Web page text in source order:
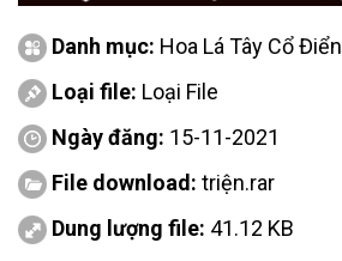
Danh mục: Hoa Lá Tây Cổ Điển
Loại file: Loại File
Ngày đăng: 15-11-2021
File download: triện.rar
Dung lượng file: 41.12 KB